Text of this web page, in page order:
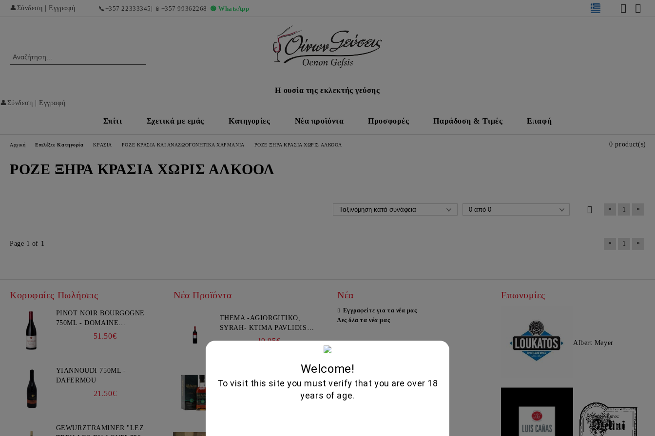
👤 Σύνδεση Εγγραφή 📞 +357 22333345 | 📱 +357 99362268 🟢 WhatsApp
Η ουσία της εκλεκτής γεύσης
👤 Σύνδεση Εγγραφή
Σπίτι Σχετικά με εμάς Κατηγορίες Νέα προϊόντα Προσφορές Παράδοση & Τιμές Επαφή
Αρχική Επιλέξτε Κατηγορία ΚΡΑΣΙΑ ΡΟΖΕ ΚΡΑΣΙΑ ΚΑΙ ΑΝΑΖΩΟΓΟΝΗΤΙΚΑ ΧΑΡΜΑΝΙΑ ΡΟΖΕ ΞΗΡΑ ΚΡΑΣΙΑ ΧΩΡΙΣ ΑΛΚΟΟΛ
ΡΟΖΕ ΞΗΡΑ ΚΡΑΣΙΑ ΧΩΡΙΣ ΑΛΚΟΟΛ
0 product(s)
« 1 »
Page 1 of 1 « 1 »
Κορυφαίες Πωλήσεις
PINOT NOIR BOURGOGNE
750ML - DOMAINE
51.50€
YIANNOUDI 750ML -
DAFERMOU
21.50€
GEWURZTRAMINER "LEZ
Νέα Προϊόντα
THEMA -AGIORGITIKO,
SYRAH- KTIMA PAVLIDIS
19.95€
ML
Νέα
Εγγραφείτε για τα νέα μας
Δες όλα τα νέα μας
Επωνυμίες
Albert Meyer
Welcome!
To visit this site you must verify that you are over 18
years of age.